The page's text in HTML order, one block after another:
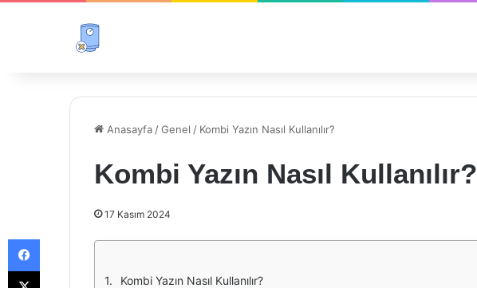
Anasayfa /Genel / Kombi Yazın Nasıl Kullanılır?
Kombi Yazın Nasıl Kullanılır?
17 Kasım 2024
Kombi Yazın Nasıl Kullanılır?
Facebook
X